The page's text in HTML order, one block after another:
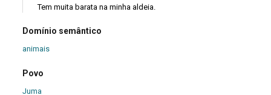
Tem muita barata na minha aldeia.
Domínio semântico
animais
Povo
Juma